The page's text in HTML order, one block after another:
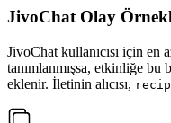
JivoChat Olay
JivoChat kullanıcısı için en
tanımlanmışsa, etkinliğe bu
eklenir. İletinin alıcısı,